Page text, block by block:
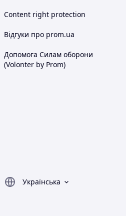
Content right protection
Відгуки про prom.ua
Допомога Силам оборони
(Volonter by Prom)
Українська